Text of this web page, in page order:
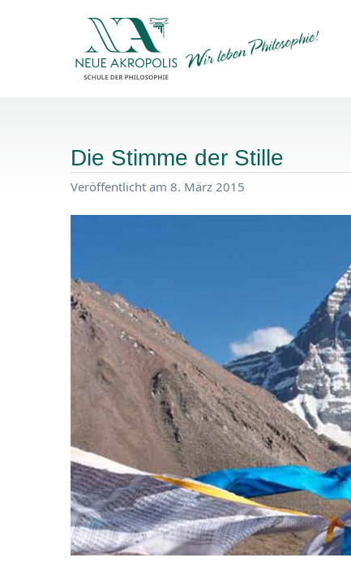
Die Stimme der Stille
Veröffentlicht am 8. März 2015